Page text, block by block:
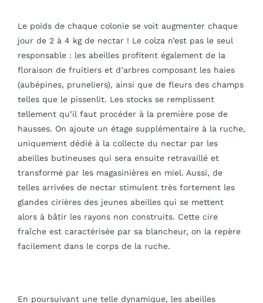
Le poids de chaque colonie se voit augmenter chaque
jour de 2 à 4 kg de nectar ! Le colza n’est pas le seul
responsable : les abeilles profitent également de la
floraison de fruitiers et d’arbres composant les haies
(aubépines, pruneliers), ainsi que de fleurs des champs
telles que le pissenlit. Les stocks se remplissent
tellement qu’il faut procéder à la première pose de
hausses. On ajoute un étage supplémentaire à la ruche,
uniquement dédié à la collecte du nectar par les
abeilles butineuses qui sera ensuite retravaillé et
transformé par les magasinières en miel. Aussi, de
telles arrivées de nectar stimulent très fortement les
glandes cirières des jeunes abeilles qui se mettent
alors à bâtir les rayons non construits. Cette cire
fraîche est caractérisée par sa blancheur, on la repère
facilement dans le corps de la ruche.
En poursuivant une telle dynamique, les abeilles